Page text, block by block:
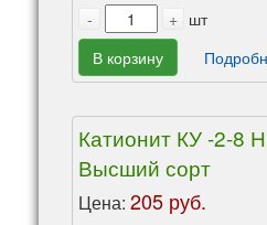
-
+ шт
В корзину
Катионит КУ -2-8
Высший сорт
Цена: 205 руб.